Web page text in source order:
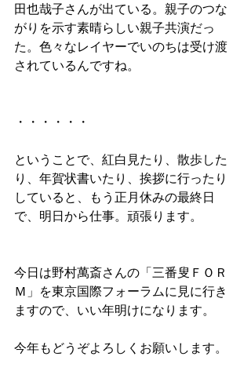
田也哉子さんが出ている。親子のつな
がりを示す素晴らしい親子共演だっ
た。色々なレイヤーでいのちは受け渡
されているんですね。
・・・・・・
ということで、紅白見たり、散歩した
り、年賀状書いたり、挨拶に行ったり
していると、もう正月休みの最終日
で、明日から仕事。頑張ります。
今日は野村萬斎さんの「三番叟ＦＯＲ
Ｍ」を東京国際フォーラムに見に行き
ますので、いい年明けになります。
今年もどうぞよろしくお願いします。